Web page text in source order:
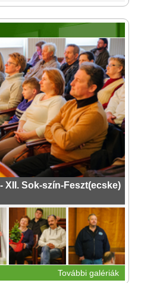
XII. Sok-szín-Feszt(ecske)
További galériák